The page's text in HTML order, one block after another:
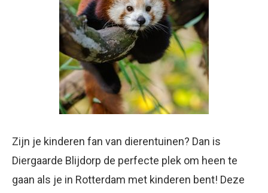
Zijn je kinderen fan van dierentuinen? Dan is
Diergaarde Blijdorp de perfecte plek om heen te
gaan als je in Rotterdam met kinderen bent! Deze